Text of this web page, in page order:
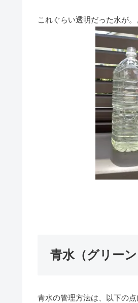
これぐらい透明だった水が。
青水（グリー
青水の管理方法は、以下の点